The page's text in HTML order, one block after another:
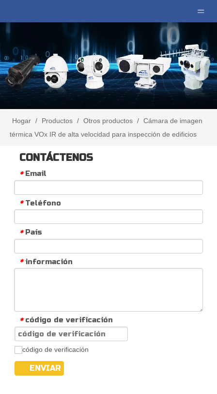
Hogar / Productos / Otros productos / Cámara de imagen
térmica VOx IR de alta velocidad para inspección de edificios
CONTÁCTENOS
* Email
* Teléfono
* País
* información
* código de verificación
ENVIAR